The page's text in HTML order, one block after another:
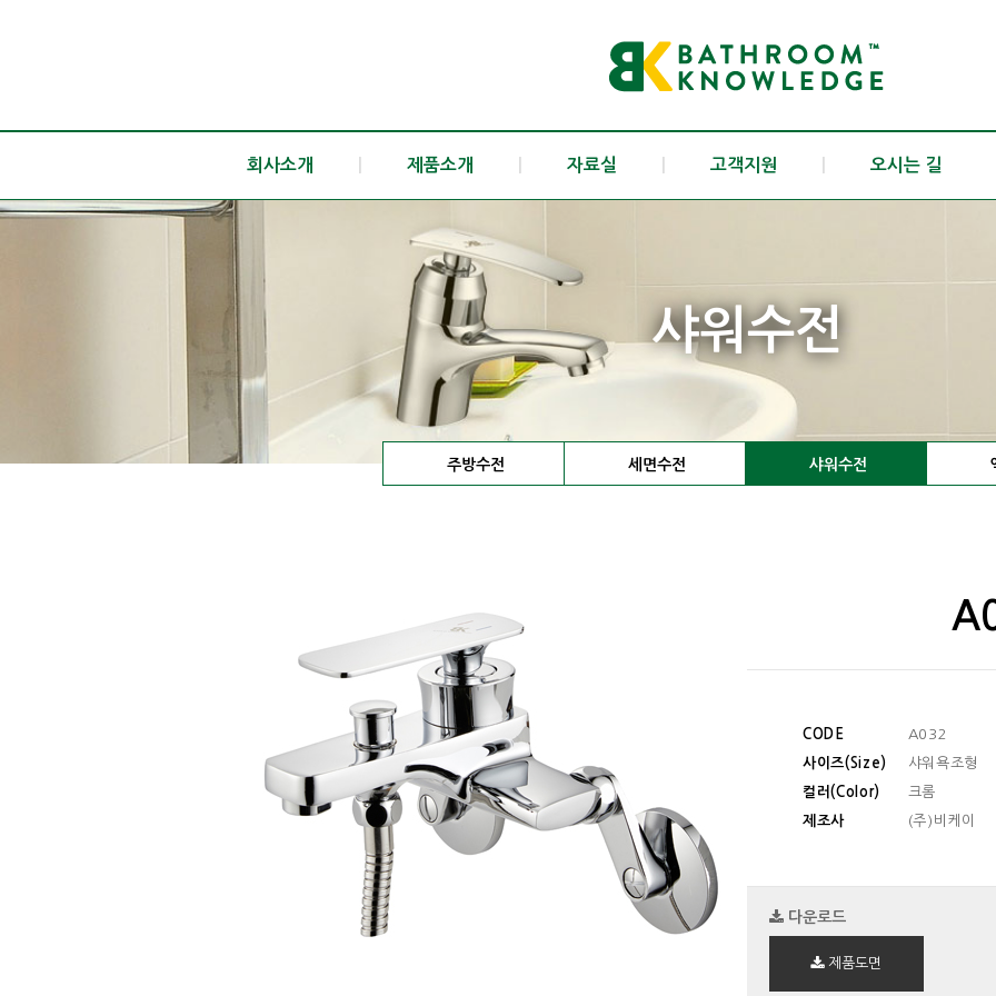
회사소개 제품소개 자료실 고객지원 오시는 길
샤워수전
주방수전 세면수전 샤워수전
CODE
A032
사이즈(Size)
샤워욕조형
컬러(Color)
크롬
제조사
(주)비케이
다운로드
제품도면